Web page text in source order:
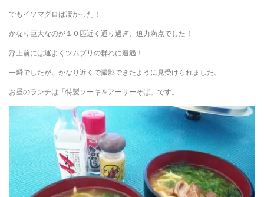
でもイソマグロは凄かった！
かなり巨大なのが１０匹近く通り過ぎ、迫力満点でした！
浮上前には運よくツムブリの群れに遭遇！
一瞬でしたが、かなり近くで撮影できたように見受けられました。
お昼のランチは「特製ソーキ＆アーサーそば」です。